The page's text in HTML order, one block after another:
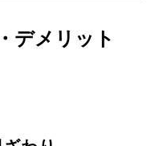
デメリット